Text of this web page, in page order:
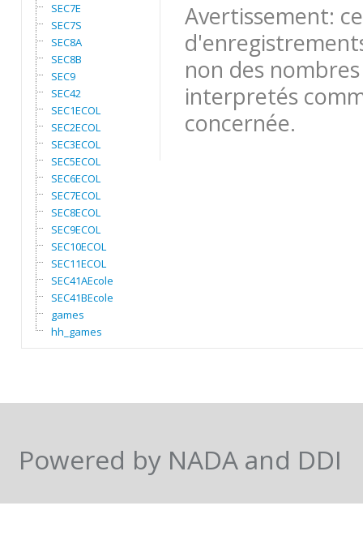
SEC7E
SEC7S
SEC8A
SEC8B
SEC9
SEC42
SEC1ECOL
SEC2ECOL
SEC3ECOL
SEC5ECOL
SEC6ECOL
SEC7ECOL
SEC8ECOL
SEC9ECOL
SEC10ECOL
SEC11ECOL
SEC41AEcole
SEC41BEcole
games
hh_games
Avertissement:
non des
interpretés
concernée.
Powered by NADA and DDI